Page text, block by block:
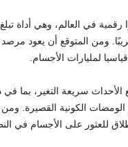
جديدة كل 40 ثانية تقريبًا. ومن
سريعة التغير، بما في
الكونية القصيرة.
للعثور على الأجسام في